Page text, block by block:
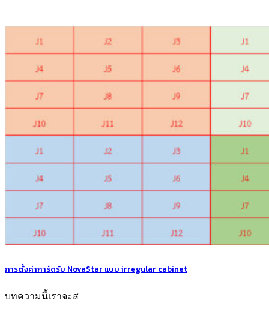
การตั้งค่าการ์ดรับ NovaStar แบบ irregular cabinet
บทความนี้เราจะส